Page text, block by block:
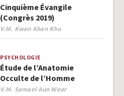
Cinquième Évangile
(Congrès 2019)
Author
V.M. Kwen Khan Khu
PSYCHOLOGIE
Étude de l’Anatomie
Occulte de l’Homme
Author
V.M. Samael Aun Weor